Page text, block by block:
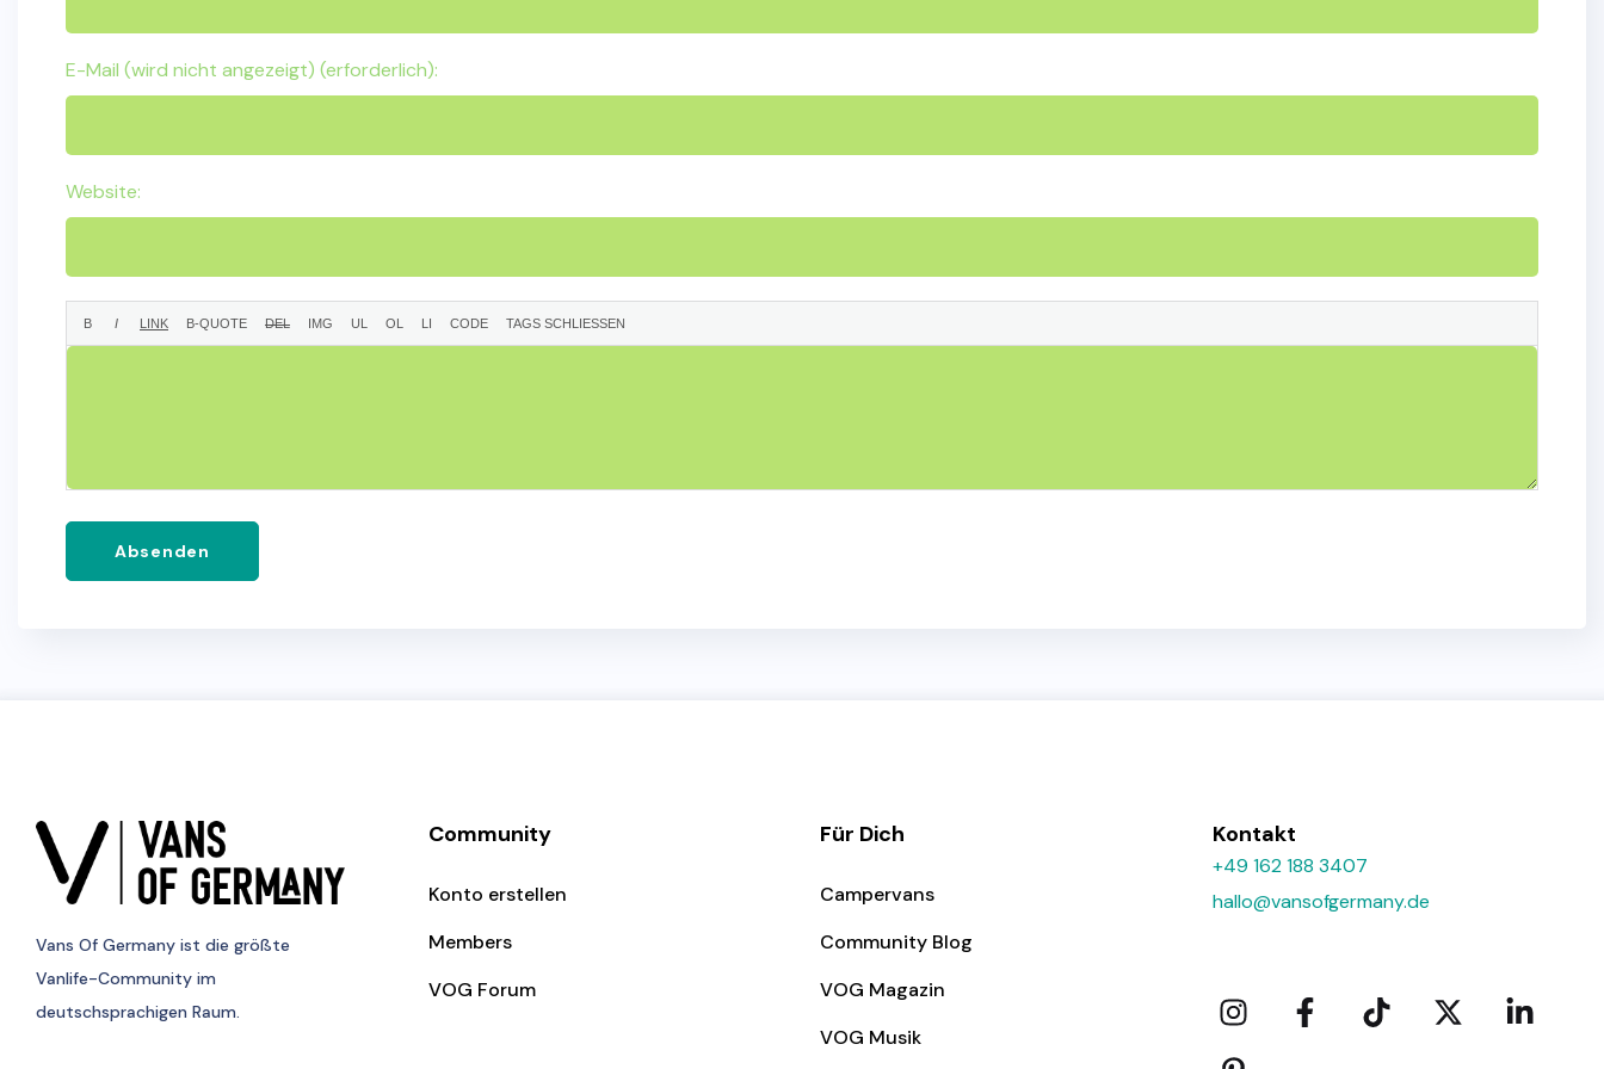
E-Mail (wird nicht angezeigt) (erforderlich):
Website:
Absenden
Vans Of Germany ist die größte
Vanlife-Community im
deutschsprachigen Raum.
Community
Konto erstellen
Members
VOG Forum
Für Dich
Campervans
Community Blog
VOG Magazin
VOG Musik
Kontakt
+49 162 188 3407
hallo@vansofgermany.de